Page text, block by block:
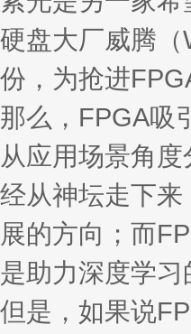
硬盘大厂威腾
份，为抢进
那么，FPGA吸
从应用场景角
经从神坛走下
展的方向；而
是助力深度学习
但是，如果说